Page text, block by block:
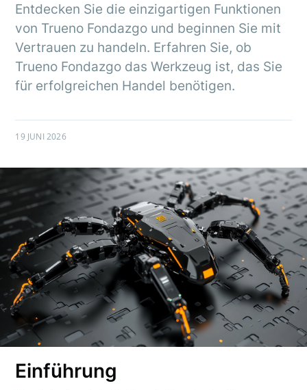
Entdecken Sie die einzigartigen Funktionen
von Trueno Fondazgo und beginnen Sie mit
Vertrauen zu handeln. Erfahren Sie, ob
Trueno Fondazgo das Werkzeug ist, das Sie
für erfolgreichen Handel benötigen.
19 JUNI 2026
Einführung